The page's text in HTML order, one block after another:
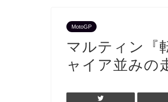
MotoGP
マルティン『
ャイア並みの